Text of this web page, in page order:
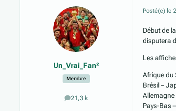
Un_Vrai_Fan²
Membre
21,3 k
messages
Posté(e) le
Début de
disputera
Les
Afrique du
Brésil –
Allemagne
Pays-Bas